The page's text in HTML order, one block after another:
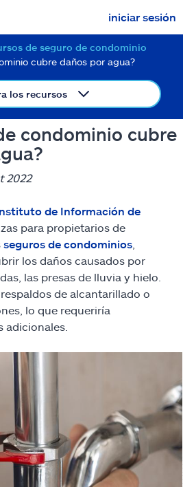
iniciar sesión
paracotizar
de seguro de condominio
cubre daños por agua?
los recursos
condominio cubre
2022
de Información de
para propietarios de
seguros de condominios
los daños causados por
las presas de lluvia y hielo.
de alcantarillado o
lo que requeriría
adicionales.